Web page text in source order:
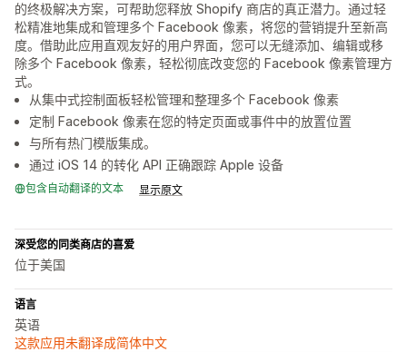
的终极解决方案，可帮助您释放 Shopify 商店的真正潜力。通过轻
松精准地集成和管理多个 Facebook 像素，将您的营销提升至新高
度。借助此应用直观友好的用户界面，您可以无缝添加、编辑或移
除多个 Facebook 像素，轻松彻底改变您的 Facebook 像素管理方
式。
从集中式控制面板轻松管理和整理多个 Facebook 像素
定制 Facebook 像素在您的特定页面或事件中的放置位置
与所有热门模版集成。
通过 iOS 14 的转化 API 正确跟踪 Apple 设备
包含自动翻译的文本 显示原文
深受您的同类商店的喜爱
位于美国
语言
英语
这款应用未翻译成简体中文